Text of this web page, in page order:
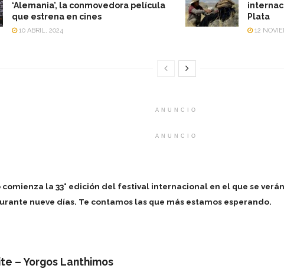
‘Alemania’, la conmovedora película
que estrena en cines
10 ABRIL, 2024
Plata
12
ANUNCIO
ANUNCIO
comienza la 33° edición del festival internacional en el que se
nueve días. Te contamos las que más estamos esperando.
– Yorgos Lanthimos